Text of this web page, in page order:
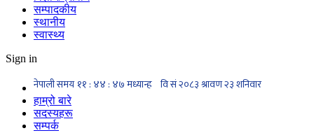
सम्पादकीय
स्थानीय
स्वास्थ्य
Sign in
हाम्रो बारे
सदस्यहरू
सम्पर्क